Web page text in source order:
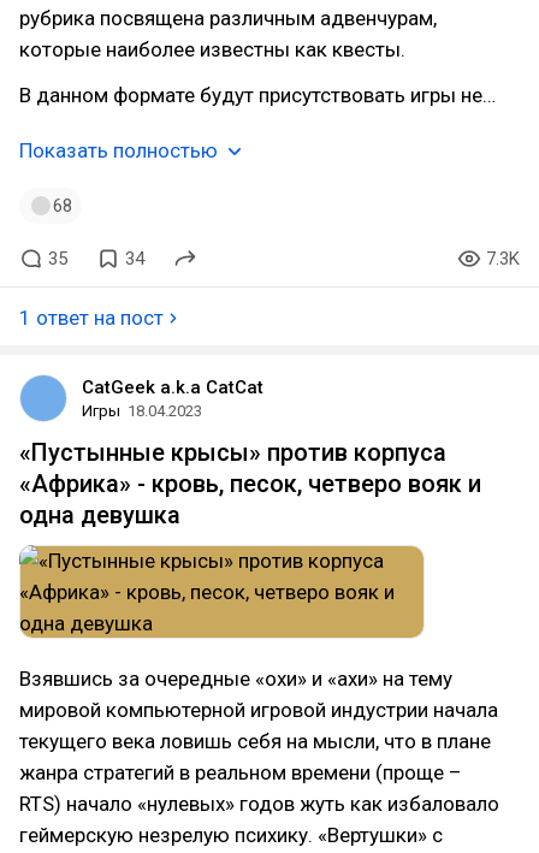
рубрика посвящена различным адвенчурам,
которые наиболее известны как квесты.
В данном формате будут присутствовать игры не…
Показать полностью
68
35 34 7.3K
1 ответ на пост
CatGeek a.k.a CatCat
Игры 18.04.2023
«Пустынные крысы» против корпуса
«Африка» - кровь, песок, четверо вояк и
одна девушка
Взявшись за очередные «охи» и «ахи» на тему
мировой компьютерной игровой индустрии начала
текущего века ловишь себя на мысли, что в плане
жанра стратегий в реальном времени (проще –
RTS) начало «нулевых» годов жуть как избаловало
геймерскую незрелую психику. «Вертушки» с